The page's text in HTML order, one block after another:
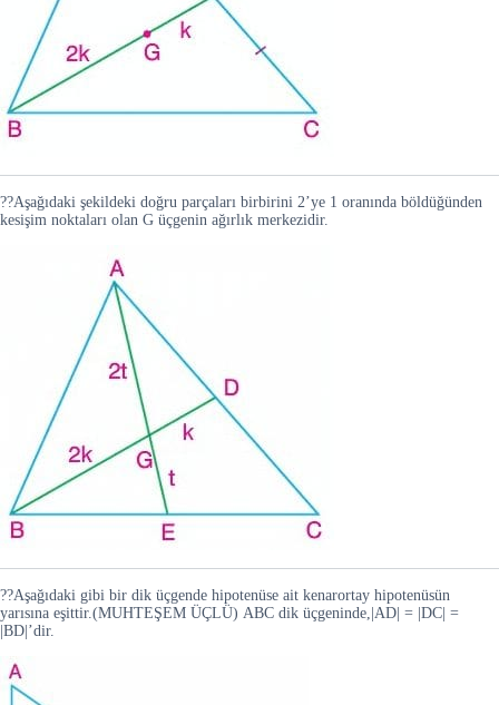
??Aşağıdaki şekildeki doğru parçaları birbirini 2’ye 1 oranında böldüğünden
kesişim noktaları olan G üçgenin ağırlık merkezidir.
??Aşağıdaki gibi bir dik üçgende hipotenüse ait kenarortay hipotenüsün
yarısına eşittir.(MUHTEŞEM ÜÇLÜ) ABC dik üçgeninde,|AD| = |DC| =
|BD|’dir.